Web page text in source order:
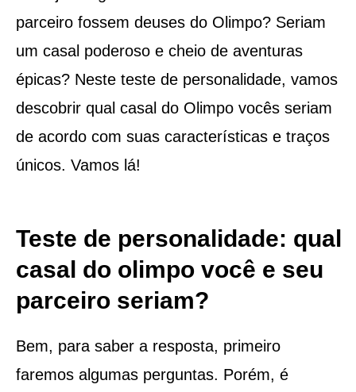
parceiro fossem deuses do Olimpo? Seriam
um casal poderoso e cheio de aventuras
épicas? Neste teste de personalidade, vamos
descobrir qual casal do Olimpo vocês seriam
de acordo com suas características e traços
únicos. Vamos lá!
Teste de personalidade: qual
casal do olimpo você e seu
parceiro seriam?
Bem, para saber a resposta, primeiro
faremos algumas perguntas. Porém, é